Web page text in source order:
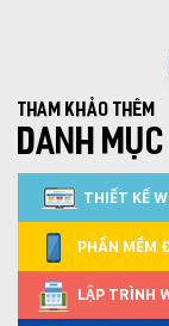
Tham khảo thêm
DANH MỤC
THIẾT KẾ
PHẦN MỀM
LẬP TRÌNH